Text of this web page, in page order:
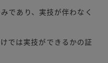
であり、実技が伴わなく
では実技ができるかの証